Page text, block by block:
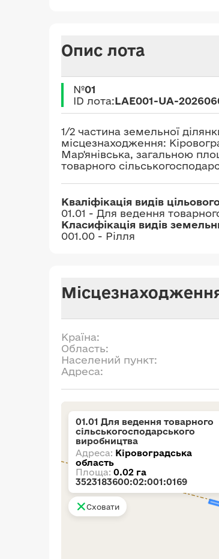
Опис лота
№01
ID лота:LAE001-UA-
1/2 частина земельної
місцезнаходження:
Мар'янівська, загальною
товарного
Кваліфікація видів
01.01 - Для ведення
Класифікація видів
001.00 - Рілля
Країна:
Область:
Населений пункт:
Адреса:
01.01 Для ведення товарного
сільськогосподарського
виробництва
Адреса: Кіровоградська
область
Площа: 0.02 га
3523183600:02:001:0169
Сховати